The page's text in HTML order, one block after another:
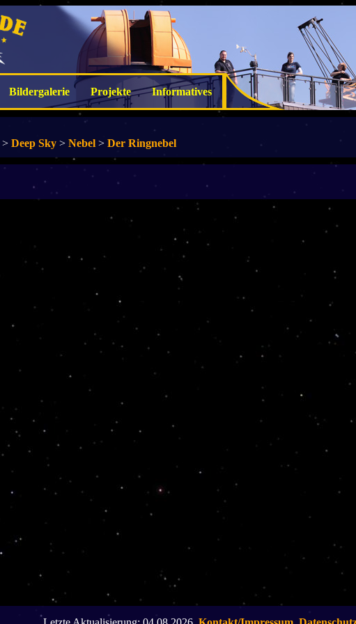
Bildergalerie Projekte Informatives
> Deep Sky > Nebel > Der Ringnebel